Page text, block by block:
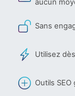
aucun
Sans
Utilisez
Outils SEO